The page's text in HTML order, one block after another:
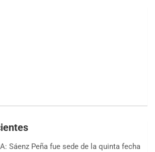
Sáenz Peña fue sede de la quinta fecha